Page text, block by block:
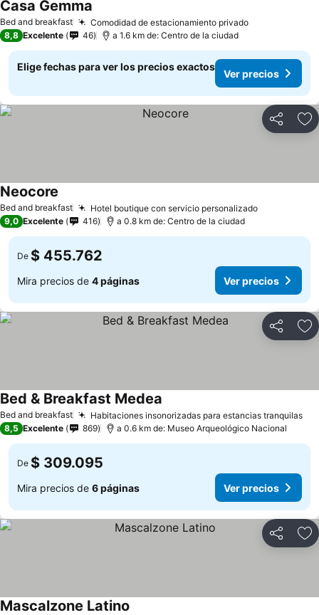
Bed and breakfast Comodidad de estacionamiento privado
Casa Gemma
8,8 Excelente 46 a 1.6 km de: Centro de la ciudad
Elige fechas para ver los precios exactos
Ver precios
Compartir
Bed and breakfast Hotel boutique con servicio personalizado
Neocore
9,0 Excelente 416 a 0.8 km de: Centro de la ciudad
De $ 455.762
Mira precios de 4 páginas Ver precios
Compartir
Bed and breakfast Habitaciones insonorizadas para estancias tranquilas
Bed & Breakfast Medea
8,5 Excelente 869 a 0.6 km de: Museo Arqueológico Nacional
De $ 309.095
Mira precios de 6 páginas Ver precios
Compartir
Mascalzone Latino